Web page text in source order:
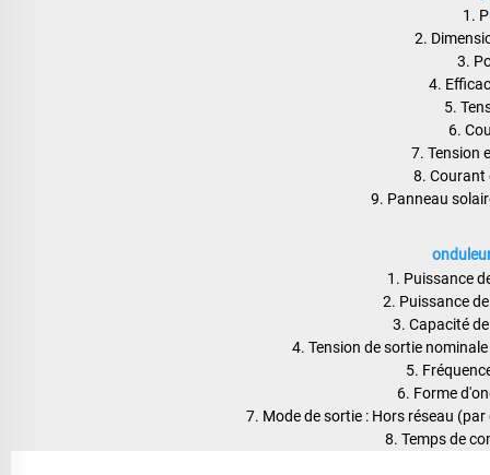
1.
2.
3.
4.
5.
6.
7. Tension
8. Courant
9. Panneau
1. Puissance
2. Puissance
3. Capacité
4. Tension de sortie
5.
6. Forme
7. Mode de sortie : Hors réseau
8. Temps de